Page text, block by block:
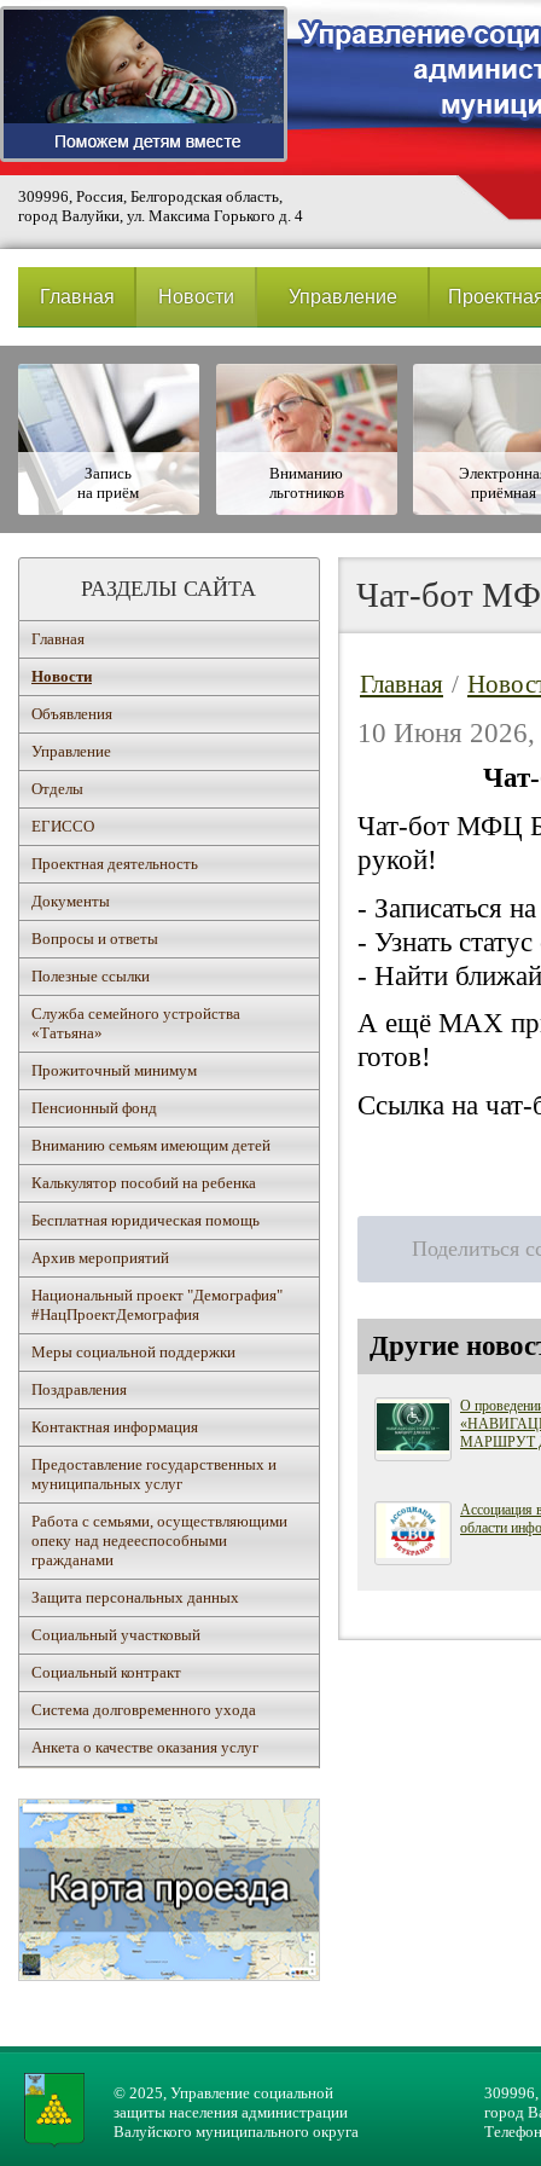
309996, Россия, Белгородская область,
город Валуйки, ул. Максима Горького д. 4
Главная Новости Управление
Запись
на приём
Вниманию
льготников
приёмная
РАЗДЕЛЫ САЙТА
Главная
Новости
Объявления
Управление
Отделы
ЕГИССО
Проектная деятельность
Документы
Вопросы и ответы
Полезные ссылки
Служба семейного устройства
«Татьяна»
Прожиточный минимум
Пенсионный фонд
Вниманию семьям имеющим детей
Калькулятор пособий на ребенка
Бесплатная юридическая помощь
Архив мероприятий
Национальный проект "Демография"
#НацПроектДемография
Mеры социальной поддержки
Поздравления
Контактная информация
Предоставление государственных и
муниципальных услуг
Работа с семьями, осуществляющими
опеку над недееспособными
гражданами
Защита персональных данных
Социальный участковый
Социальный контракт
Система долговременного ухода
Анкета о качестве оказания услуг
Чат-бот
Главная /
10 Июня 2026,
Чат-бот МФЦ
рукой!
- Записаться
- Узнать
- Найти
А ещё MAX
готов!
Ссылка на
Поделиться
Другие
О
МАРШРУТ
Ассоциация
области
© 2025, Управление социальной
защиты населения администрации
Валуйского муниципального округа
309996,
город